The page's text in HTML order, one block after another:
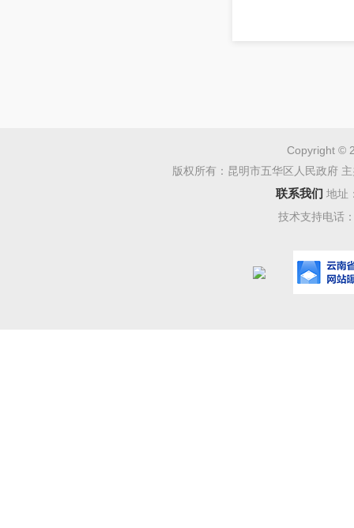
2023
主体
1225户
集体企
Copyright ©
版权所有：昆明市五华区人民政府
联系我们 地址
技术支持电话